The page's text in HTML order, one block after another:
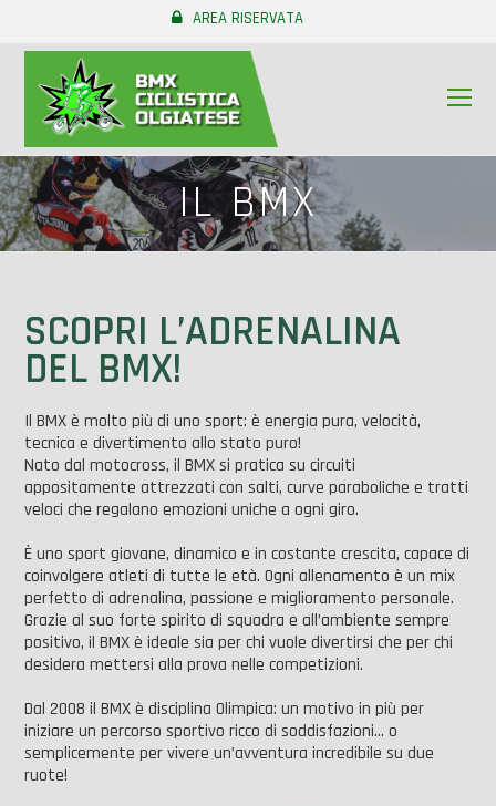
AREA RISERVATA
IL BMX
SCOPRI L’ADRENALINA
DEL BMX!
Il BMX è molto più di uno sport: è energia pura, velocità,
tecnica e divertimento allo stato puro!
Nato dal motocross, il BMX si pratica su circuiti
appositamente attrezzati con salti, curve paraboliche e tratti
veloci che regalano emozioni uniche a ogni giro.
È uno sport giovane, dinamico e in costante crescita, capace di
coinvolgere atleti di tutte le età. Ogni allenamento è un mix
perfetto di adrenalina, passione e miglioramento personale.
Grazie al suo forte spirito di squadra e all’ambiente sempre
positivo, il BMX è ideale sia per chi vuole divertirsi che per chi
desidera mettersi alla prova nelle competizioni.
Dal 2008 il BMX è disciplina Olimpica: un motivo in più per
iniziare un percorso sportivo ricco di soddisfazioni… o
semplicemente per vivere un’avventura incredibile su due
ruote!